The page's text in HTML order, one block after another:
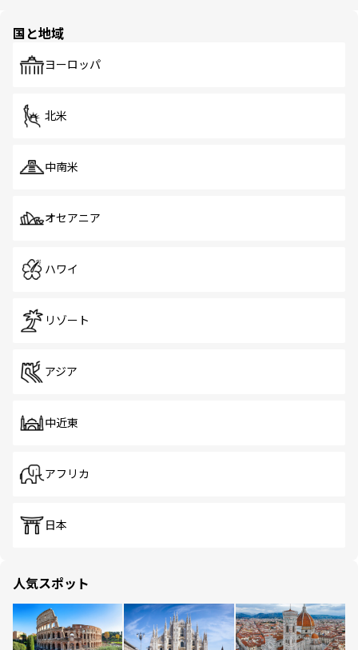
で、ホーカーズは地元の風情を楽しめる外せないスポット
国と地域
ヨーロッパ
北米
中南米
オセアニア
ハワイ
リゾート
アジア
中近東
アフリカ
日本
人気スポット